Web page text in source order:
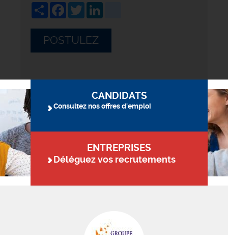
ShareFacebook
Twitter
POSTULEZ
CANDIDATS
Consultez nos offres d'emploi
ENTREPRISES
Déléguez vos recrutements